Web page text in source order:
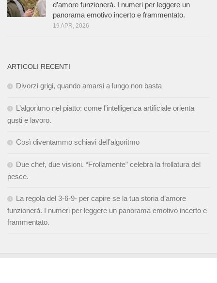
d’amore funzionerà. I numeri per leggere un
panorama emotivo incerto e frammentato.
19 APR, 2026
ARTICOLI RECENTI
Divorzi grigi, quando amarsi a lungo non basta
L’algoritmo nel piatto: come l’intelligenza artificiale orienta
gusti e lavoro.
Così diventammo schiavi dell’algoritmo
Due chef, due visioni. “Frollamente” celebra la frollatura del
pesce.
La regola del 3-6-9- per capire se la tua storia d’amore
funzionerà. I numeri per leggere un panorama emotivo incerto e
frammentato.